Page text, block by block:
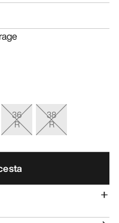
36
R
38
R